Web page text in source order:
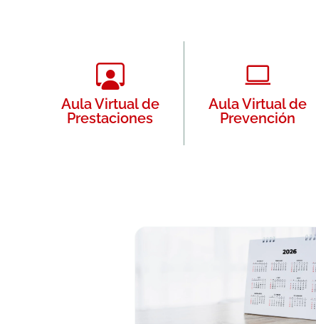
Aula Virtual de
Prestaciones
Aula Virtual de
Prevención